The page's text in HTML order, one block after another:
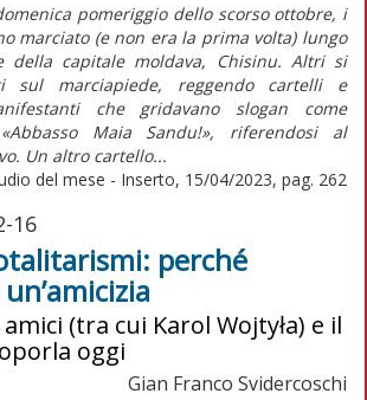
pomeriggio dello scorso ottobre, i
marciato (e non era la prima volta) lungo
della capitale moldava, Chisinu. Altri si
sul marciapiede, reggendo cartelli e
che gridavano slogan come
Maia Sandu!», riferendosi al
Un altro cartello...
del mese - Inserto, 15/04/2023, pag. 262
16
perché
(tra cui Karol Wojtyła) e il
oggi
Gian Franco Svidercoschi